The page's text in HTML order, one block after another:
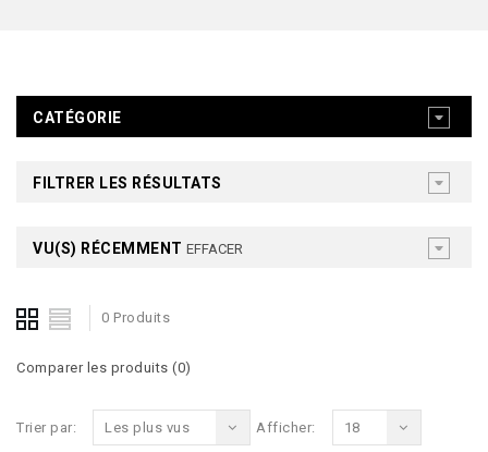
CATÉGORIE
FILTRER LES RÉSULTATS
VU(S) RÉCEMMENT EFFACER
0 Produits
Comparer les produits (0)
Trier par: Les plus vus Afficher: 18